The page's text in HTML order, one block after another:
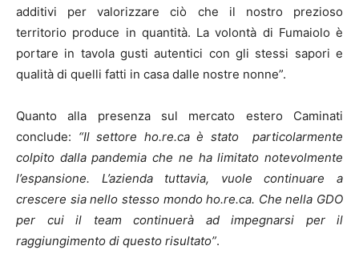
additivi per valorizzare ciò che il nostro prezioso
territorio produce in quantità. La volontà di Fumaiolo è
portare in tavola gusti autentici con gli stessi sapori e
qualità di quelli fatti in casa dalle nostre nonne”.
Quanto alla presenza sul mercato estero Caminati
conclude: “Il settore ho.re.ca è stato particolarmente
colpito dalla pandemia che ne ha limitato notevolmente
l’espansione. L’azienda tuttavia, vuole continuare a
crescere sia nello stesso mondo ho.re.ca. Che nella GDO
per cui il team continuerà ad impegnarsi per il
raggiungimento di questo risultato”.